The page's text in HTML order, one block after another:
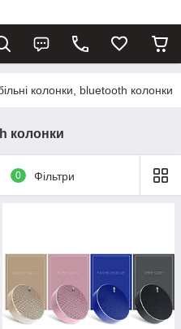
колонки, bluetooth колонки
колонки
0 Фільтри